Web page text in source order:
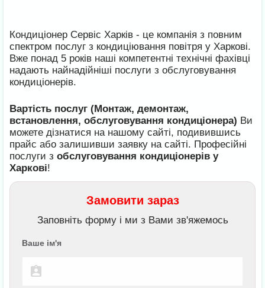
Кондиціонер Сервіс Харків - це компанія з повним
спектром послуг з кондиціювання повітря у Харкові.
Вже понад 5 років наші компетентні технічні фахівці
надають найнадійніші послуги з обслуговування
кондиціонерів.
Вартість послуг (Монтаж, демонтаж,
встановлення, обслуговування кондиціонера) Ви
можете дізнатися на нашому сайті, подивившись
прайс або залишивши заявку на сайті. Професійні
послуги зобслуговування кондиціонерів у
Харкові!
Замовити зараз
Заповніть форму і ми з Вами зв'яжемось
Ваше ім'я